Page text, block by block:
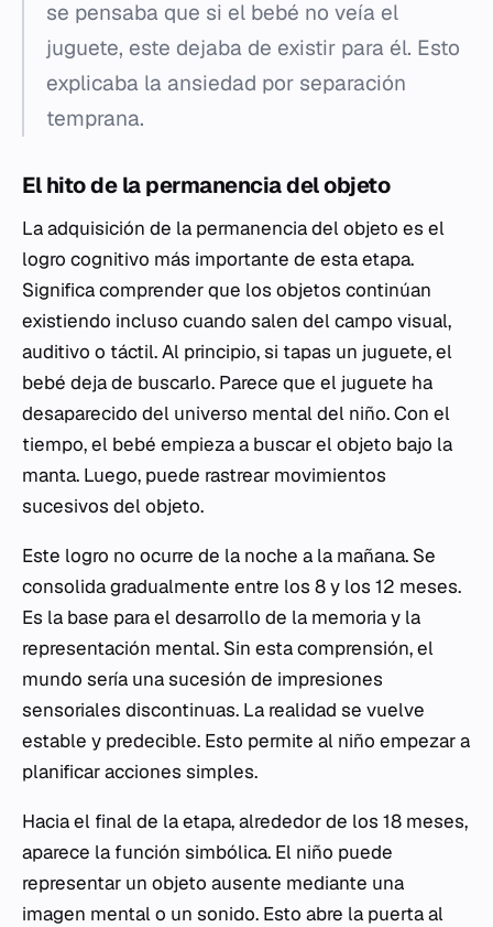
se pensaba que si el bebé no veía el
juguete, este dejaba de existir para él. Esto
explicaba la ansiedad por separación
temprana.
El hito de la permanencia del objeto
La adquisición de la permanencia del objeto es el
logro cognitivo más importante de esta etapa.
Significa comprender que los objetos continúan
existiendo incluso cuando salen del campo visual,
auditivo o táctil. Al principio, si tapas un juguete, el
bebé deja de buscarlo. Parece que el juguete ha
desaparecido del universo mental del niño. Con el
tiempo, el bebé empieza a buscar el objeto bajo la
manta. Luego, puede rastrear movimientos
sucesivos del objeto.
Este logro no ocurre de la noche a la mañana. Se
consolida gradualmente entre los 8 y los 12 meses.
Es la base para el desarrollo de la memoria y la
representación mental. Sin esta comprensión, el
mundo sería una sucesión de impresiones
sensoriales discontinuas. La realidad se vuelve
estable y predecible. Esto permite al niño empezar a
planificar acciones simples.
Hacia el final de la etapa, alrededor de los 18 meses,
aparece la función simbólica. El niño puede
representar un objeto ausente mediante una
imagen mental o un sonido. Esto abre la puerta al